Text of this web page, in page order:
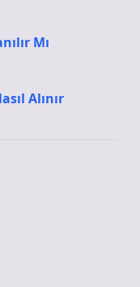
Mı
Alınır